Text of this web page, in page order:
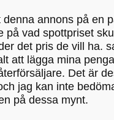
annons på en
på vad spottpriset
det pris de vill ha.
att lägga mina
Det är
jag kan inte
på dessa mynt.